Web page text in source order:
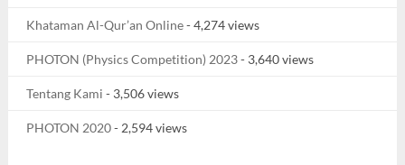
Khataman Al-Qur’an Online- 4,274 views
PHOTON (Physics Competition) 2023- 3,640 views
Tentang Kami - 3,506 views
PHOTON 2020- 2,594 views